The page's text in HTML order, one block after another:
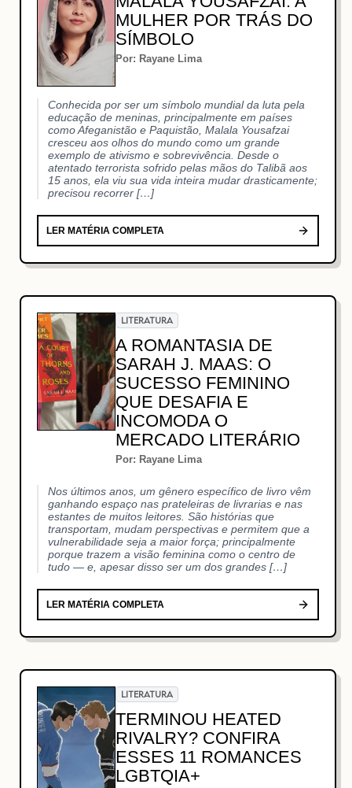
MULHER POR TRÁS DO
SÍMBOLO
Por: Rayane Lima
Conhecida por ser um símbolo mundial da luta pela
educação de meninas, principalmente em países
como Afeganistão e Paquistão, Malala Yousafzai
cresceu aos olhos do mundo como um grande
exemplo de ativismo e sobrevivência. Desde o
atentado terrorista sofrido pelas mãos do Talibã aos
15 anos, ela viu sua vida inteira mudar drasticamente;
precisou recorrer […]
LER MATÉRIA COMPLETA
LITERATURA
A ROMANTASIA DE
SARAH J. MAAS: O
SUCESSO FEMININO
QUE DESAFIA E
INCOMODA O
MERCADO LITERÁRIO
Por: Rayane Lima
Nos últimos anos, um gênero específico de livro vêm
ganhando espaço nas prateleiras de livrarias e nas
estantes de muitos leitores. São histórias que
transportam, mudam perspectivas e permitem que a
vulnerabilidade seja a maior força; principalmente
porque trazem a visão feminina como o centro de
tudo — e, apesar disso ser um dos grandes […]
LER MATÉRIA COMPLETA
LITERATURA
TERMINOU HEATED
RIVALRY? CONFIRA
ESSES 11 ROMANCES
LGBTQIA+